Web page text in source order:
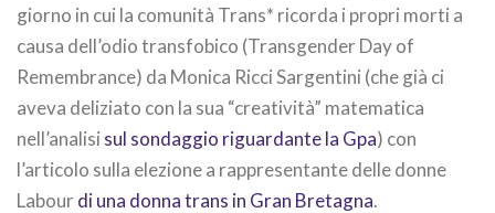
giorno in cui la comunità Trans* ricorda i propri morti a
causa dell’odio transfobico (Transgender Day of
Remembrance) da Monica Ricci Sargentini (che già ci
aveva deliziato con la sua “creatività” matematica
nell’analisi sul sondaggio riguardante la Gpa) con
l’articolo sulla elezione a rappresentante delle donne
Labourdi una donna trans in Gran Bretagna.